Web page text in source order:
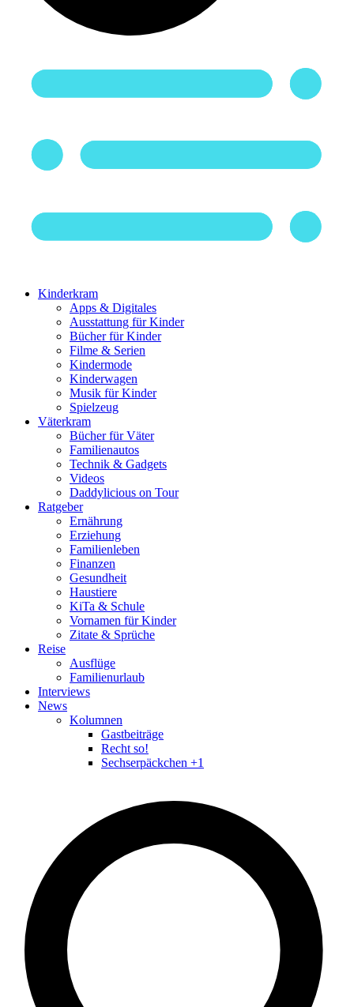
Kinderkram
Apps & Digitales
Ausstattung für Kinder
Bücher für Kinder
Filme & Serien
Kindermode
Kinderwagen
Musik für Kinder
Spielzeug
Väterkram
Bücher für Väter
Familienautos
Technik & Gadgets
Videos
Daddylicious on Tour
Ratgeber
Ernährung
Erziehung
Familienleben
Finanzen
Gesundheit
Haustiere
KiTa & Schule
Vornamen für Kinder
Zitate & Sprüche
Reise
Ausflüge
Familienurlaub
Interviews
News
Kolumnen
Gastbeiträge
Recht so!
Sechserpäckchen +1